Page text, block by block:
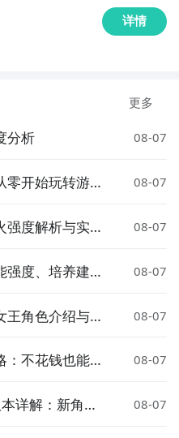
详情
更多
分析 08-07
零开始玩转游戏
08-07
度解析与实战
08-07
度、培养建议
08-07
王角色介绍与玩
08-07
不花钱也能玩
08-07
详解：新角
08-07